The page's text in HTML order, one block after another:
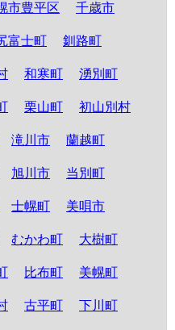
市豊平区 千歳市
富士町 釧路町
和寒町 湧別町
栗山町 初山別村
滝川市 蘭越町
旭川市 当別町
士幌町 美唄市
むかわ町 大樹町
比布町 美幌町
古平町 下川町